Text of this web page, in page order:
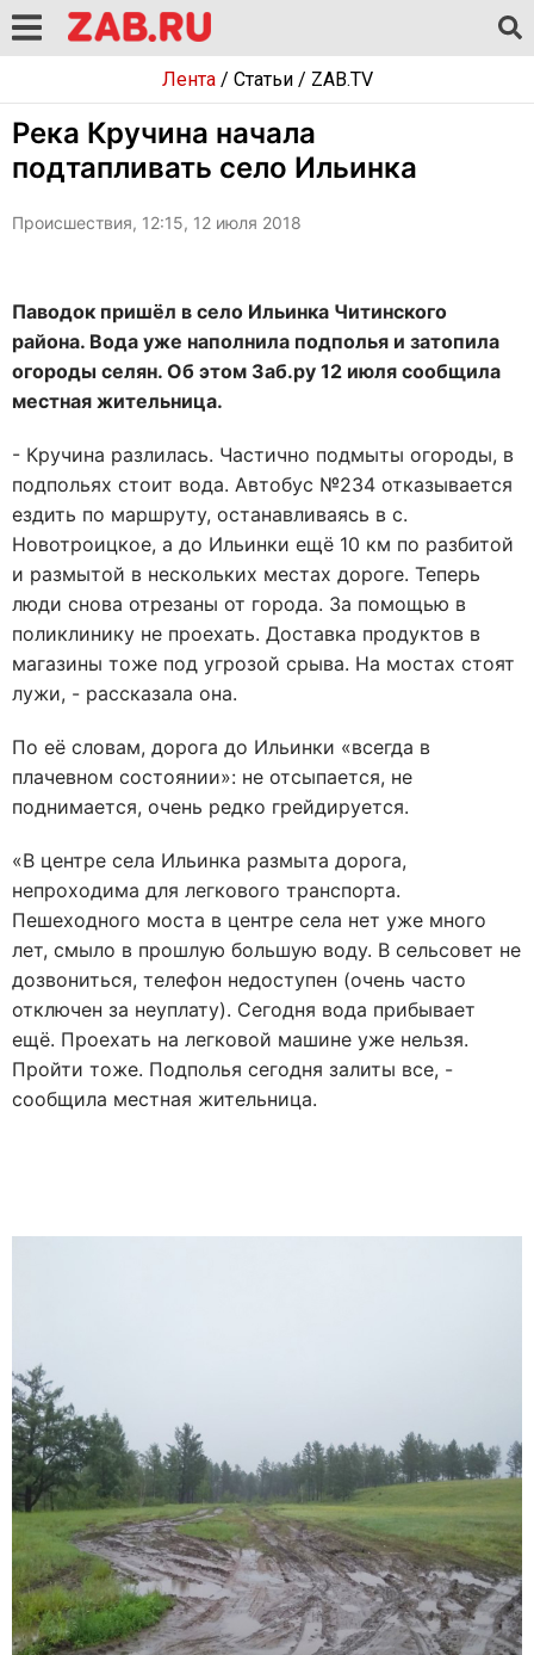
Лента/ Статьи/ ZAB.TV
Река Кручина начала
подтапливать село Ильинка
Происшествия, 12:15, 12 июля 2018
Паводок пришёл в село Ильинка Читинского
района. Вода уже наполнила подполья и затопила
огороды селян. Об этом Заб.ру 12 июля сообщила
местная жительница.
- Кручина разлилась. Частично подмыты огороды, в
подпольях стоит вода. Автобус №234 отказывается
ездить по маршруту, останавливаясь в с.
Новотроицкое, а до Ильинки ещё 10 км по разбитой
и размытой в нескольких местах дороге. Теперь
люди снова отрезаны от города. За помощью в
поликлинику не проехать. Доставка продуктов в
магазины тоже под угрозой срыва. На мостах стоят
лужи, - рассказала она.
По её словам, дорога до Ильинки «всегда в
плачевном состоянии»: не отсыпается, не
поднимается, очень редко грейдируется.
«В центре села Ильинка размыта дорога,
непроходима для легкового транспорта.
Пешеходного моста в центре села нет уже много
лет, смыло в прошлую большую воду. В сельсовет не
дозвониться, телефон недоступен (очень часто
отключен за неуплату). Сегодня вода прибывает
ещё. Проехать на легковой машине уже нельзя.
Пройти тоже. Подполья сегодня залиты все, -
сообщила местная жительница.